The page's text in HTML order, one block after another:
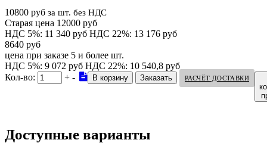
10800 руб за шт. без НДС
Старая цена 12000 руб
НДС 5%: 11 340 руб НДС 22%: 13 176 руб
8640 руб
цена при заказе 5 и более шт.
НДС 5%: 9 072 руб НДС 22%: 10 540,8 руб
Кол-во:
+ - РАСЧЁТ ДОСТАВКИ
Доступные варианты